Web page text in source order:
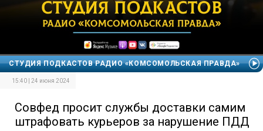
СТУДИЯ ПОДКАСТОВ РАДИО «КОМСОМОЛЬСКАЯ ПРАВДА»
15:40 | 24 июня 2024
Совфед просит службы доставки самим
штрафовать курьеров за нарушение ПДД